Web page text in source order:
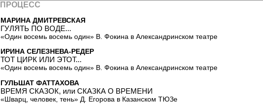
ПРОЦЕСС
МАРИНА ДМИТРЕВСКАЯ
ГУЛЯТЬ ПО ВОДЕ...
«Один восемь восемь один» В. Фокина в Александринском театре
ИРИНА СЕЛЕЗНЕВА-РЕДЕР
ТОТ ЦИРК ИЛИ ЭТОТ...
«Один восемь восемь один» В. Фокина в Александринском театре
ГУЛЬШАТ ФАТТАХОВА
ВРЕМЯ СКАЗОК, или СКАЗКА О ВРЕМЕНИ
«Шварц, человек, тень» Д. Егорова в Казанском ТЮЗе